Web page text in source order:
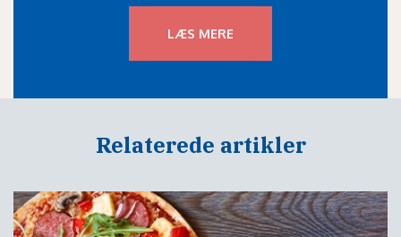
LÆS MERE
Relaterede artikler